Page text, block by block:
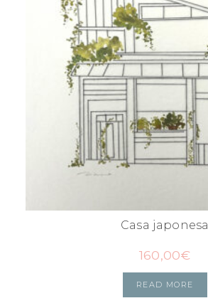
Casa japonesa
160,00€
READ MORE